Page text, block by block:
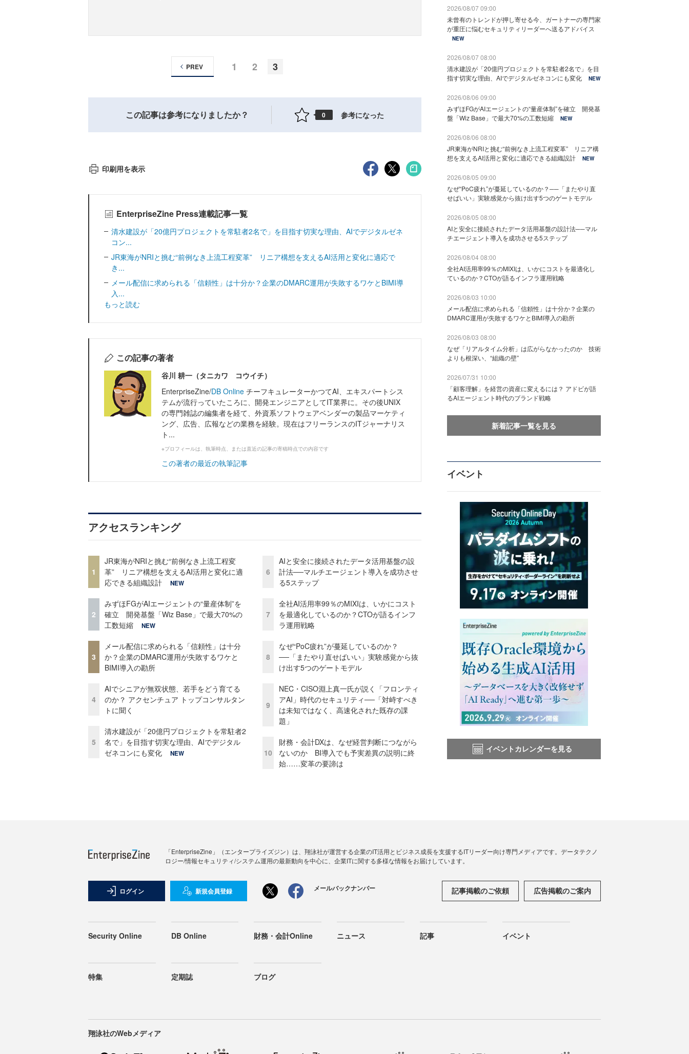
1 2 3
PREV
この記事は参考になりましたか？ 0 参考になった
印刷用を表示
EnterpriseZine Press連載記事一覧
清水建設が「20億円プロジェクトを常駐者2名で」を目指す切実な理由、AIでデジタルゼネ
コン...
JR東海がNRIと挑む“前例なき上流工程変革” リニア構想を支えるAI活用と変化に適応で
き...
メール配信に求められる「信頼性」は十分か？企業のDMARC運用が失敗するワケとBIMI導
入...
もっと読む
この記事の著者
谷川 耕一（タニカワ コウイチ）
EnterpriseZine/DB Online チーフキュレーターかつてAI、エキスパートシス
テムが流行っていたころに、開発エンジニアとしてIT業界に。その後UNIX
の専門雑誌の編集者を経て、外資系ソフトウェアベンダーの製品マーケティ
ング、広告、広報などの業務を経験。現在はフリーランスのITジャーナリス
ト...
※プロフィールは、執筆時点、または直近の記事の寄稿時点での内容です
この著者の最近の執筆記事
アクセスランキング
1
JR東海がNRIと挑む“前例なき上流工程変
革” リニア構想を支えるAI活用と変化に適
応できる組織設計
NEW
2
みずほFGがAIエージェントの“量産体制”を
確立 開発基盤「Wiz Base」で最大70%の
工数短縮
NEW
3
メール配信に求められる「信頼性」は十分
か？企業のDMARC運用が失敗するワケと
BIMI導入の勘所
4
AIでシニアが無双状態、若手をどう育てる
のか？ アクセンチュア トップコンサルタン
トに聞く
5
清水建設が「20億円プロジェクトを常駐者2
名で」を目指す切実な理由、AIでデジタル
ゼネコンにも変化
NEW
6
AIと安全に接続されたデータ活用基盤の設
計法──マルチエージェント導入を成功させ
る5ステップ
7
全社AI活用率99％のMIXIは、いかにコスト
を最適化しているのか？CTOが語るインフ
ラ運用戦略
8
なぜ“PoC疲れ”が蔓延しているのか？
──「またやり直せばいい」実験感覚から抜
け出す5つのゲートモデル
9
NEC・CISO淵上真一氏が説く「フロンティ
アAI」時代のセキュリティ──「対峙すべき
は未知ではなく、高速化された既存の課
題」
10
財務・会計DXは、なぜ経営判断につながら
ないのか BI導入でも予実差異の説明に終
始……変革の要諦は
2026/08/07 09:00
未曾有のトレンドが押し寄せる今、ガートナーの専門家
が重圧に悩むセキュリティリーダーへ送るアドバイス
NEW
2026/08/07 08:00
清水建設が「20億円プロジェクトを常駐者2名で」を目
指す切実な理由、AIでデジタルゼネコンにも変化
NEW
2026/08/06 09:00
みずほFGがAIエージェントの“量産体制”を確立 開発基
盤「Wiz Base」で最大70%の工数短縮
NEW
2026/08/06 08:00
JR東海がNRIと挑む“前例なき上流工程変革” リニア構
想を支えるAI活用と変化に適応できる組織設計
NEW
2026/08/05 09:00
なぜ“PoC疲れ”が蔓延しているのか？──「またやり直
せばいい」実験感覚から抜け出す5つのゲートモデル
2026/08/05 08:00
AIと安全に接続されたデータ活用基盤の設計法──マル
チエージェント導入を成功させる5ステップ
2026/08/04 08:00
全社AI活用率99％のMIXIは、いかにコストを最適化し
ているのか？CTOが語るインフラ運用戦略
2026/08/03 10:00
メール配信に求められる「信頼性」は十分か？企業の
DMARC運用が失敗するワケとBIMI導入の勘所
2026/08/03 08:00
なぜ「リアルタイム分析」は広がらなかったのか 技術
よりも根深い、“組織の壁”
2026/07/31 10:00
「顧客理解」を経営の資産に変えるには？ アドビが語
るAIエージェント時代のブランド戦略
新着記事一覧を見る
イベント
イベントカレンダーを見る
「EnterpriseZine」（エンタープライズジン）は、翔泳社が運営する企業のIT活用とビジネス成長を支援するITリーダー向け専門メディアです。データテクノ
ロジー/情報セキュリティ/システム運用の最新動向を中心に、企業ITに関する多様な情報をお届けしています。
ログイン 新規会員登録 メールバックナンバー 記事掲載のご依頼 広告掲載のご案内
Security Online DB Online 財務・会計Online ニュース 記事 イベント
特集 定期誌 ブログ
翔泳社のWebメディア